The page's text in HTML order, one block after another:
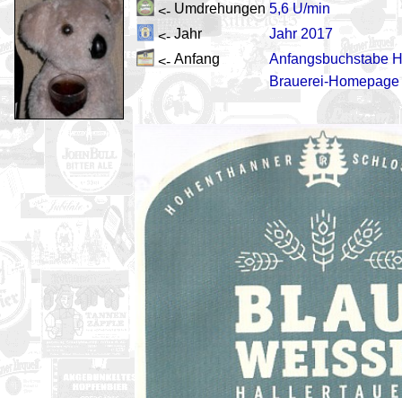
<- Umdrehungen 5,6 U/min
<- Jahr
Jahr 2017
<- Anfang
Anfangsbuchstabe H
Brauerei-Homepage